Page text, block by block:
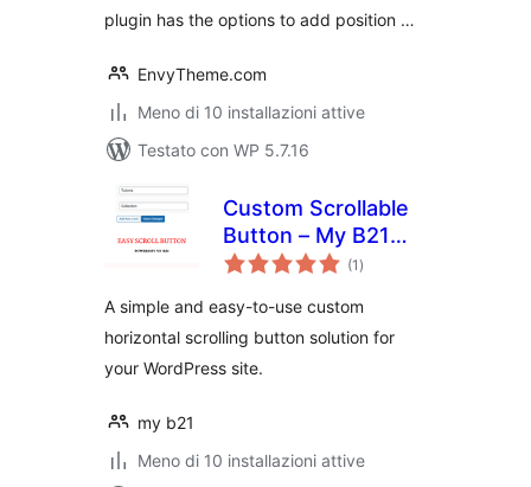
plugin has the options to add position …
EnvyTheme.com
Meno di 10 installazioni attive
Testato con WP 5.7.16
Custom Scrollable
Button – My B21
Cards
(1 valutazioni
totali
)
A simple and easy-to-use custom
horizontal scrolling button solution for
your WordPress site.
my b21
Meno di 10 installazioni attive